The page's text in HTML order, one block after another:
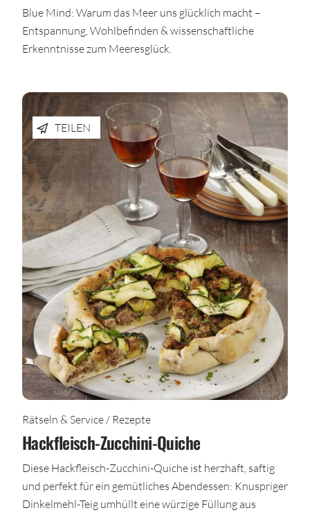
Blue Mind: Warum das Meer uns glücklich macht –
Entspannung, Wohlbefinden & wissenschaftliche
Erkenntnisse zum Meeresglück.
TEILEN
Rätseln & Service / Rezepte
Hackfleisch-Zucchini-Quiche
Diese Hackfleisch-Zucchini-Quiche ist herzhaft, saftig
und perfekt für ein gemütliches Abendessen: Knuspriger
Dinkelmehl-Teig umhüllt eine würzige Füllung aus